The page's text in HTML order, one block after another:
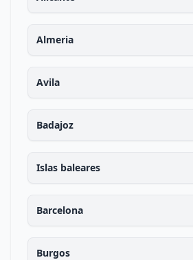
Almeria
Avila
Badajoz
Islas baleares
Barcelona
Burgos